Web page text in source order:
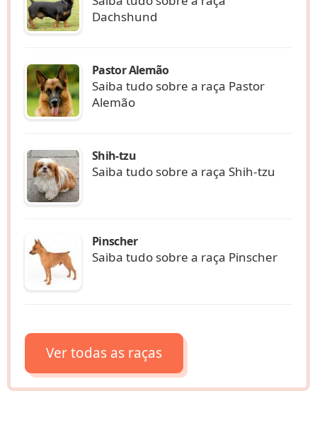
Dachshund
Pastor Alemão
Saiba tudo sobre a raça Pastor
Alemão
Shih-tzu
Saiba tudo sobre a raça Shih-tzu
Pinscher
Saiba tudo sobre a raça Pinscher
Ver todas as raças